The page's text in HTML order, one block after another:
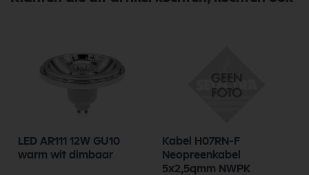
LED AR111 12W GU10
warm wit dimbaar
Kabel H07RN-F
Neopreenkabel
5x2,5qmm NWPK